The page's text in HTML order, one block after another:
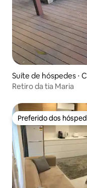
Suíte de hóspedes ⋅
Retiro da tia Maria
Preferido dos
Preferido dos